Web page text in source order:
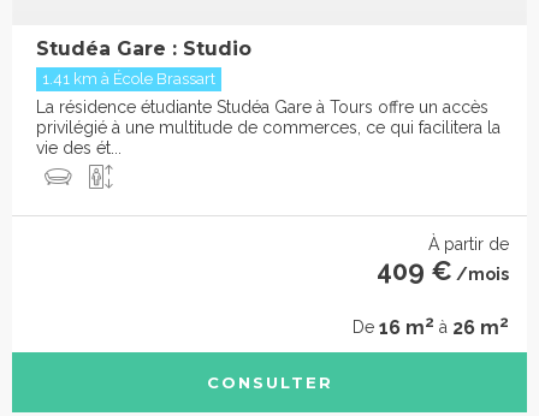
Studéa Gare : Studio
1.41 km à École Brassart
La résidence étudiante Studéa Gare à Tours offre un accès
privilégié à une multitude de commerces, ce qui facilitera la
vie des ét...
À partir de
409 € /mois
De 16 m2 à 26 m2
CONSULTER